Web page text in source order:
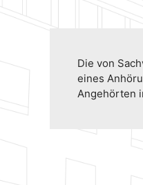
Die von
eines
Angehörten